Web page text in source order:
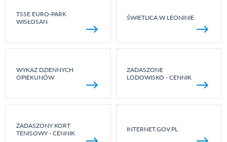
TSSE EURO-PARK
WISŁOSAN
ŚWIETLICA W LEONINIE
WYKAZ DZIENNYCH
OPIEKUNÓW
ZADASZONE
LODOWISKO - CENNIK
ZADASZONY KORT
TENISOWY - CENNIK
INTERNET.GOV.PL